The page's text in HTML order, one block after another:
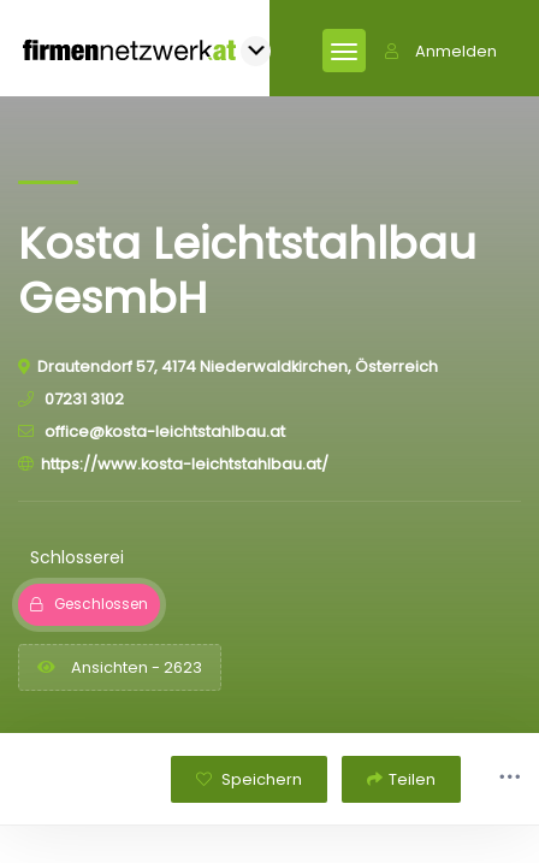
Anmelden
Kosta Leichtstahlbau
GesmbH
Drautendorf 57, 4174 Niederwaldkirchen, Österreich
07231 3102
office@kosta-leichtstahlbau.at
https://www.kosta-leichtstahlbau.at/
Schlosserei
Geschlossen
Ansichten - 2623
Speichern Teilen